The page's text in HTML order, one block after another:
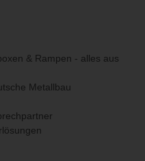
& Rampen - alles aus
Metallbau